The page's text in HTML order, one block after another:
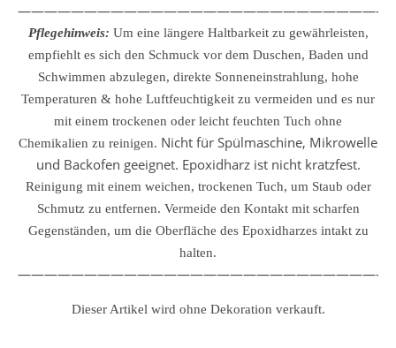
Pflegehinweis: Um eine längere Haltbarkeit zu gewährleisten,
empfiehlt es sich den Schmuck vor dem Duschen, Baden und
Schwimmen abzulegen, direkte Sonneneinstrahlung, hohe
Temperaturen & hohe Luftfeuchtigkeit zu vermeiden und es nur
mit einem trockenen oder leicht feuchten Tuch ohne
Chemikalien zu reinigen. Nicht für Spülmaschine, Mikrowelle
und Backofen geeignet. Epoxidharz ist nicht kratzfest.
Reinigung mit einem weichen, trockenen Tuch, um Staub oder
Schmutz zu entfernen. Vermeide den Kontakt mit scharfen
Gegenständen, um die Oberfläche des Epoxidharzes intakt zu
halten.
Dieser Artikel wird ohne Dekoration verkauft.